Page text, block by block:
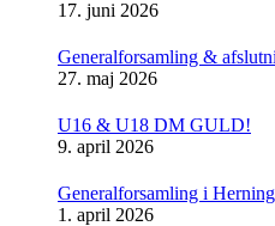
17. juni 2026
Generalforsamling &
27. maj 2026
U16 & U18 DM GULD!
9. april 2026
Generalforsamling i
1. april 2026